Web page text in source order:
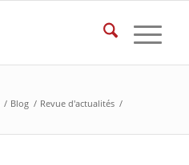
/ Blog / Revue d'actualités /